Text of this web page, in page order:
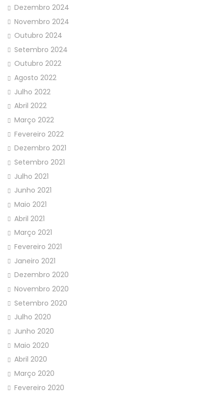
Dezembro 2024
Novembro 2024
Outubro 2024
Setembro 2024
Outubro 2022
Agosto 2022
Julho 2022
Abril 2022
Março 2022
Fevereiro 2022
Dezembro 2021
Setembro 2021
Julho 2021
Junho 2021
Maio 2021
Abril 2021
Março 2021
Fevereiro 2021
Janeiro 2021
Dezembro 2020
Novembro 2020
Setembro 2020
Julho 2020
Junho 2020
Maio 2020
Abril 2020
Março 2020
Fevereiro 2020